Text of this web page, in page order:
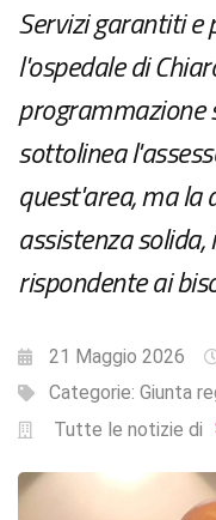
Servizi garantiti e
l'ospedale di
programmazione
sottolinea
quest'area, ma la
assistenza
rispondente ai
21 Maggio 2026
Categorie: Giunta
Tutte le notizie di